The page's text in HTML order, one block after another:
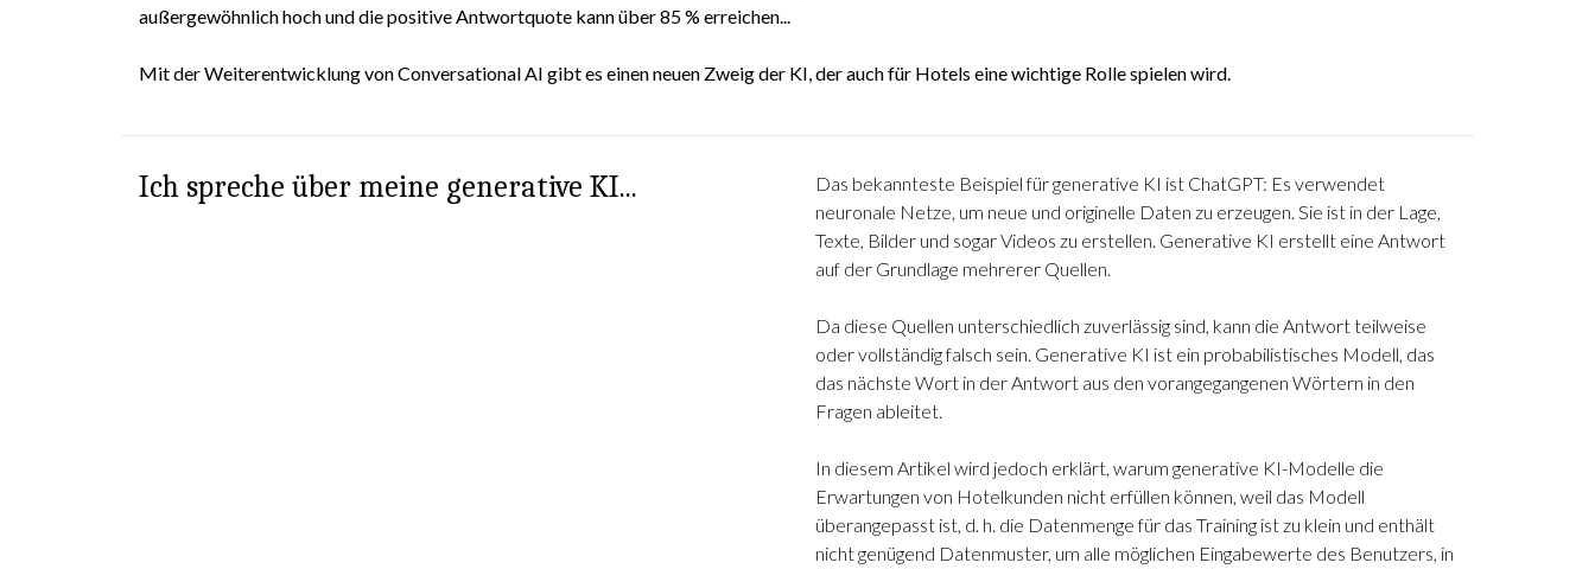
außergewöhnlich hoch und die positive Antwortquote kann über 85 % erreichen...
Mit der Weiterentwicklung von Conversational AI gibt es einen neuen Zweig der KI, der auch für Hotels eine wichtige Rolle spielen wird.
Ich spreche über meine generative KI...
Das bekannteste Beispiel für generative KI ist ChatGPT: Es verwendet
neuronale Netze, um neue und originelle Daten zu erzeugen. Sie ist in der Lage,
Texte, Bilder und sogar Videos zu erstellen. Generative KI erstellt eine Antwort
auf der Grundlage mehrerer Quellen.
Da diese Quellen unterschiedlich zuverlässig sind, kann die Antwort teilweise
oder vollständig falsch sein. Generative KI ist ein probabilistisches Modell, das
das nächste Wort in der Antwort aus den vorangegangenen Wörtern in den
Fragen ableitet.
In diesem Artikel wird jedoch erklärt, warum generative KI-Modelle die
Erwartungen von Hotelkunden nicht erfüllen können, weil das Modell
überangepasst ist, d. h. die Datenmenge für das Training ist zu klein und enthält
nicht genügend Datenmuster, um alle möglichen Eingabewerte des Benutzers, in